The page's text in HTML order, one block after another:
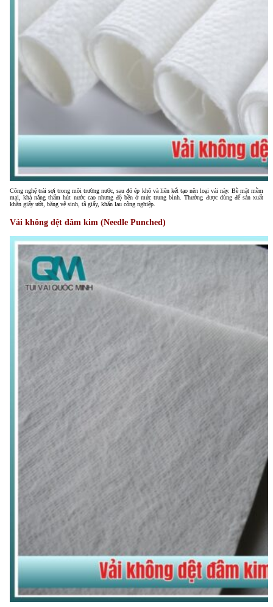
Công nghệ trải sợi trong môi trường nước, sau đó ép khô và liên kết tạo nên loại vải này. Bề mặt mềm
mại, khả năng thấm hút nước cao nhưng độ bền ở mức trung bình. Thường được dùng để sản xuất
khăn giấy ướt, băng vệ sinh, tã giấy, khăn lau công nghiệp.
Vải không dệt đâm kim (Needle Punched)